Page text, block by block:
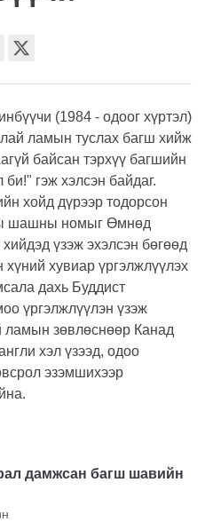
(1984 - одоог хүртэл)
ламын туслах багш хийж
байсан тэрхүү багшийн
гэж хэлсэн байдаг.
хойд дүрээр тодорсон
шашны номыг Өмнөд
үзэж эхэлсэн бөгөөд
хүний хувиар үргэлжлүүлэх
дахь Буддист
үргэлжлүүлэн үзэж
ламын зөвлөснөөр Канад
хэл үзээд, одоо
эзэмшихээр
дамжсан багш шавийн